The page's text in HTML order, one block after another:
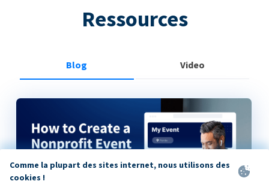
Ressources
Blog Video
Comme la plupart des sites internet, nous utilisons des
cookies !